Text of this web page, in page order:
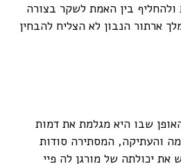
ולהחליף בין האמת לשקר בצורה
ארתור הנבון לא הצליח להבחין
שבו היא מגלמת את דמות
והעתיקה, המסתירה סודות
את יכולתה של מורגן לה פיי